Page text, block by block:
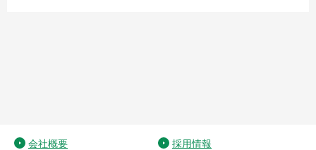
会社概要 採用情報